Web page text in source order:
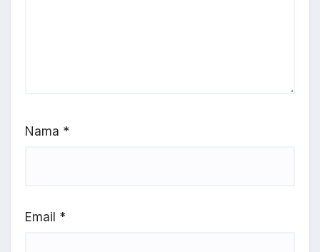
Nama *
Email *